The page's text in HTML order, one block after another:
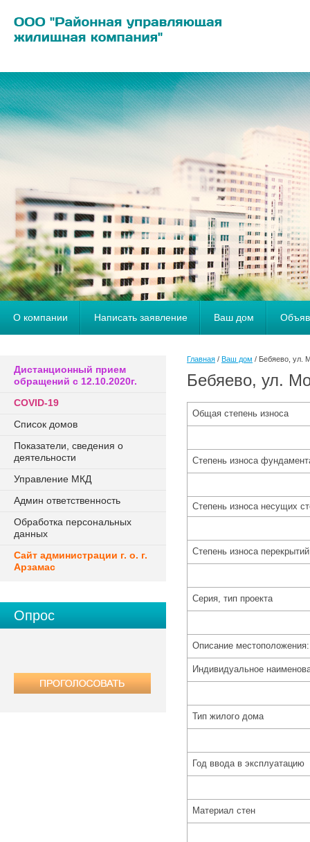
О компании Написать заявление Ваш дом
Дистанционный прием
обращений с 12.10.2020г.
COVID-19
Список домов
Показатели, сведения о
деятельности
Управление МКД
Админ ответственность
Обработка персональных
данных
Сайт администрации г. о. г.
Арзамас
Опрос
Главная / Ваш дом / Бебяево, ул.
Бебяево, ул.
Общая степень износа
Степень износа
Степень износа несущих
Степень износа
Серия, тип проекта
Описание
Индивидуальное
Тип жилого дома
Год ввода в эксплуатацию
Материал стен